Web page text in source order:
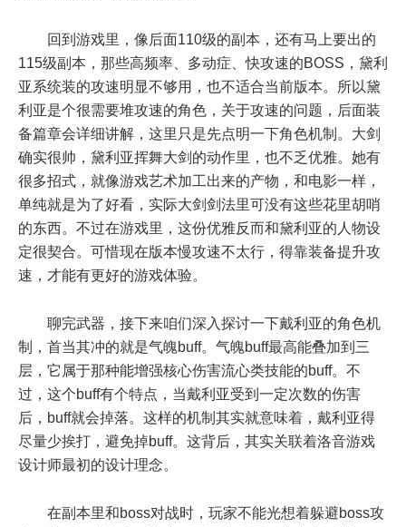
回到游戏里，像后面110级的副本，还有马上要出的
115级副本，那些高频率、多动症、快攻速的BOSS，黛利
亚系统装的攻速明显不够用，也不适合当前版本。所以黛
利亚是个很需要堆攻速的角色，关于攻速的问题，后面装
备篇章会详细讲解，这里只是先点明一下角色机制。大剑
确实很帅，黛利亚挥舞大剑的动作里，也不乏优雅。她有
很多招式，就像游戏艺术加工出来的产物，和电影一样，
单纯就是为了好看，实际大剑剑法里可没有这些花里胡哨
的东西。不过在游戏里，这份优雅反而和黛利亚的人物设
定很契合。可惜现在版本慢攻速不太行，得靠装备提升攻
速，才能有更好的游戏体验。
聊完武器，接下来咱们深入探讨一下戴利亚的角色机
制，首当其冲的就是气魄buff。气魄buff最高能叠加到三
层，它属于那种能增强核心伤害流心类技能的buff。不
过，这个buff有个特点，当戴利亚受到一定次数的伤害
后，buff就会掉落。这样的机制其实就意味着，戴利亚得
尽量少挨打，避免掉buff。这背后，其实关联着洛音游戏
设计师最初的设计理念。
在副本里和boss对战时，玩家不能光想着躲避boss攻